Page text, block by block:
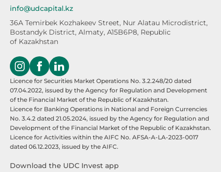
info@udcapital.kz
36A Temirbek Kozhakeev Street, Nur Alatau Microdistrict,
Bostandyk District, Almaty, A15B6P8, Republic
of Kazakhstan
Licence for Securities Market Operations No. 3.2.248/20 dated
07.04.2022, issued by the Agency for Regulation and Development
of the Financial Market of the Republic of Kazakhstan.
Licence for Banking Operations in National and Foreign Currencies
No. 3.4.2 dated 21.05.2024, issued by the Agency for Regulation and
Development of the Financial Market of the Republic of Kazakhstan.
Licence for Activities within the AIFC No. AFSA-A-LA-2023-0017
dated 06.12.2023, issued by the AIFC.
Download the UDC Invest app